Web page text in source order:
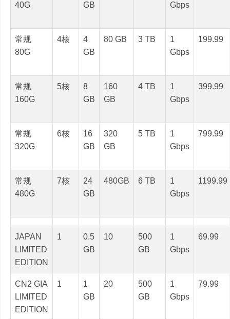
40G
GB
Gbps
常规
80G
4核
4
GB
80 GB 3 TB
1
Gbps
199.99
常规
160G
5核
8
GB
160
GB
4 TB
1
Gbps
399.99
常规
320G
6核
16
GB
320
GB
5 TB
1
Gbps
799.99
常规
480G
7核
24
GB
480GB 6 TB
1
Gbps
1199.99
JAPAN
LIMITED
EDITION
1
0.5
GB
10
500
GB
1
Gbps
69.99
CN2 GIA
LIMITED
EDITION
1
1
GB
20
500
GB
1
Gbps
79.99